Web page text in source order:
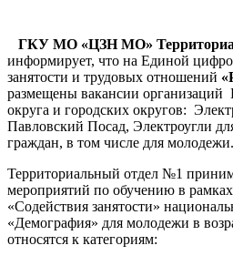
ГКУ МО «ЦЗН МО»
информирует, что на Единой
занятости и трудовых отношений
размещены вакансии организаций
округа и городских округов:
Павловский Посад, Электроугли
граждан, в том числе для молодежи.
Территориальный отдел №1
мероприятий по обучению в
«Содействия занятости»
«Демография» для молодежи в
относятся к категориям: